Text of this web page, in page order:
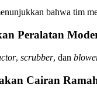
bahwa tim
Peralatan
, scrubber, dan
Cairan